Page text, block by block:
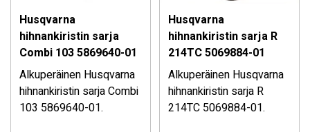
Husqvarna
hihnankiristin sarja
Combi 103 5869640-01
Alkuperäinen Husqvarna
hihnankiristin sarja Combi
103 5869640-01.
Husqvarna
hihnankiristin sarja R
214TC 5069884-01
Alkuperäinen Husqvarna
hihnankiristin sarja R
214TC 5069884-01.